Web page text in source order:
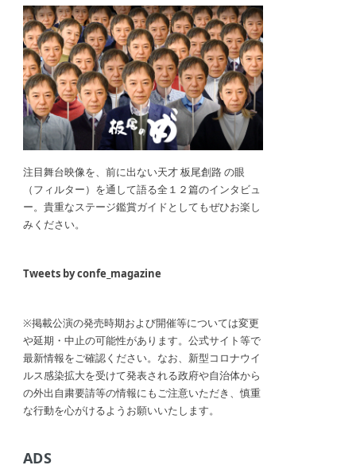
注目舞台映像を、前に出ない天才 板尾創路 の眼
（フィルター）を通して語る全１２篇のインタビュ
ー。貴重なステージ鑑賞ガイドとしてもぜひお楽し
みください。
Tweets by confe_magazine
※掲載公演の発売時期および開催等については変更
や延期・中止の可能性があります。公式サイト等で
最新情報をご確認ください。なお、新型コロナウイ
ルス感染拡大を受けて発表される政府や自治体から
の外出自粛要請等の情報にもご注意いただき、慎重
な行動を心がけるようお願いいたします。
ADS